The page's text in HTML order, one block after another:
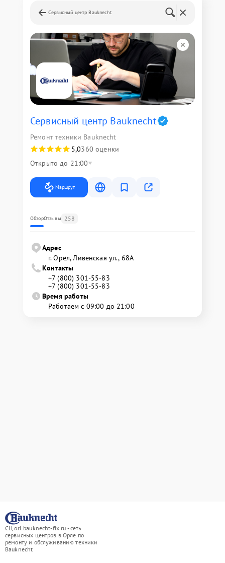
Сервисный центр Bauknecht
Сервисный центр Bauknecht
Ремонт техники Bauknecht
5,0360 оценки
Открыто до 21:00
Маршрут
ОбзорОтзывы 258
Адрес
г. Орёл, Ливенская ул., 68А
Контакты
+7 (800) 301-55-83
+7 (800) 301-55-83
Время работы
Работаем с 09:00 до 21:00
СЦ orl.bauknecht-fix.ru - сеть
сервисных центров в Орле по
ремонту и обслуживанию техники
Bauknecht